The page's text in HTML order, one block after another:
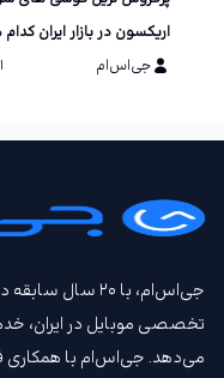
اریکسون در بازار ایران
جی‌اس‌ام
۲۱
جی‌اس‌ام، با ۲۰
تخصصی موبایل در ایران،
می‌دهد. جی‌اس‌ام با همکاری